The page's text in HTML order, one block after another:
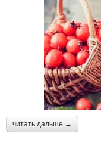
читать дальше →